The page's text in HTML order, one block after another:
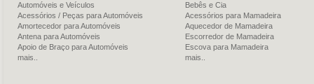
Automóveis e Veículos
Acessórios / Peças para Automóveis
Amortecedor para Automóveis
Antena para Automóveis
Apoio de Braço para Automóveis
mais..
Bebês e Cia
Acessórios para Mamadeira
Aquecedor de Mamadeira
Escorredor de Mamadeira
Escova para Mamadeira
mais..